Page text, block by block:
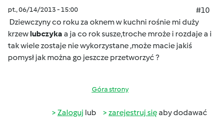
pt., 06/14/2013 - 15:00
#10
Dziewczyny co roku za oknem w kuchni rośnie mi duży
krzew lubczyka a ja co rok susze,troche mroże i rozdaje a i
tak wiele zostaje nie wykorzystane ,może macie jakiś
pomysł jak można go jeszcze przetworzyć ?
Góra strony
Zaloguj lub zarejestruj sięaby dodawać